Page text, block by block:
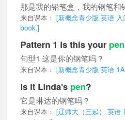
那是我的铅笔盒，我的钢笔和
来自课本： [新概念青少版 英语
book.]
Pattern 1 Is this your pen
句型1 这是你的钢笔吗？
来自课本： [新概念青少版 英语
Is it Linda's pen?
它是琳达的钢笔吗？
来自课本： [辽师大（三起） 英语